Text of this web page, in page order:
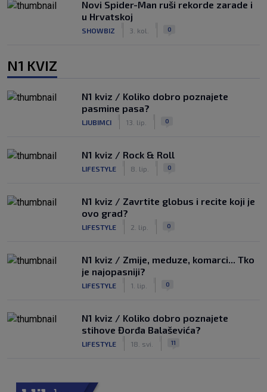
Novi Spider-Man ruši rekorde zarade i
u Hrvatskoj
SHOWBIZ 3. kol. 0
N1 KVIZ
N1 kviz / Koliko dobro poznajete
pasmine pasa?
LJUBIMCI 13. lip. 0
N1 kviz / Rock & Roll
LIFESTYLE 8. lip. 0
N1 kviz / Zavrtite globus i recite koji je
ovo grad?
LIFESTYLE 2. lip. 0
N1 kviz / Zmije, meduze, komarci... Tko
je najopasniji?
LIFESTYLE 1. lip. 0
N1 kviz / Koliko dobro poznajete
stihove Đorđa Balaševića?
LIFESTYLE 18. svi. 11